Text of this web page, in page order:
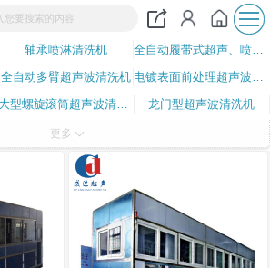
您要搜索的内容
轴承喷淋清洗机
全自动履带式超声、喷淋清洗机
全自动多臂超声波清洗机
电镀表面前处理超声波清洗系
大型螺旋滚筒超声波清洗机
龙门型超声波清洗机
超声波振板
硅料清洗机
更多